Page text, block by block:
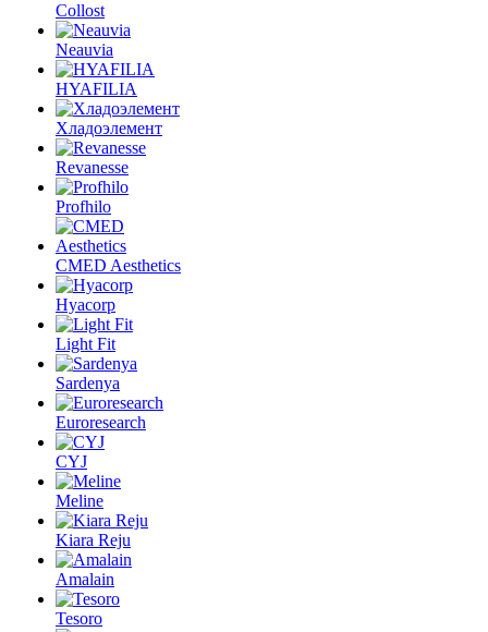
Collost
Neauvia
HYAFILIA
Хладоэлемент
Revanesse
Profhilo
CMED Aesthetics
Hyacorp
Light Fit
Sardenya
Euroresearch
CYJ
Meline
Kiara Reju
Amalain
Tesoro